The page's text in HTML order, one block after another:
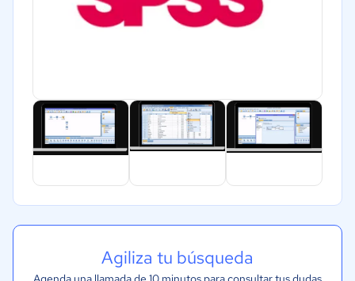
Agiliza tu búsqueda